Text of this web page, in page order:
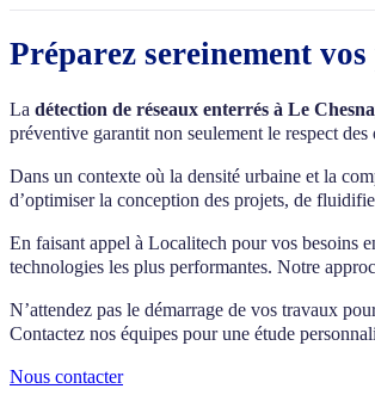
influencer la précision, comme la densité des
recommander des sondages ponctuels pour
méthodes de travail en conséquence.
Préparez sereinement
La détection de réseaux enterrés à Le
préventive garantit non seulement le respect
Dans un contexte où la densité urbaine et la
d’optimiser la conception des projets, de
En faisant appel à Localitech pour vos besoins
technologies les plus performantes. Notre
N’attendez pas le démarrage de vos travaux
Contactez nos équipes pour une étude
Nous contacter